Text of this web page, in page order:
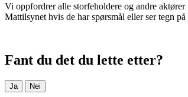
Vi oppfordrer alle storfeholdere og andre
Mattilsynet hvis de har spørsmål eller ser tegn
Fant du det du lette etter?
Ja Nei